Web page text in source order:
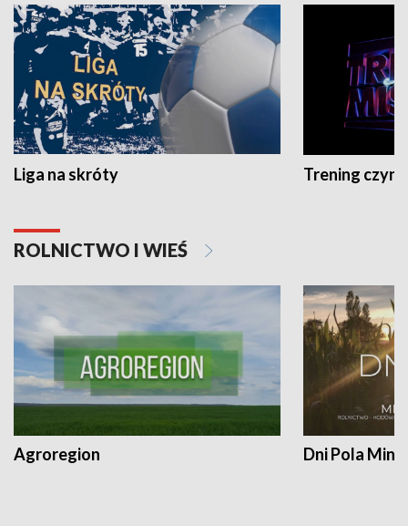
Liga na skróty Trening czyni
ROLNICTWO I WIEŚ
Agroregion Dni Pola